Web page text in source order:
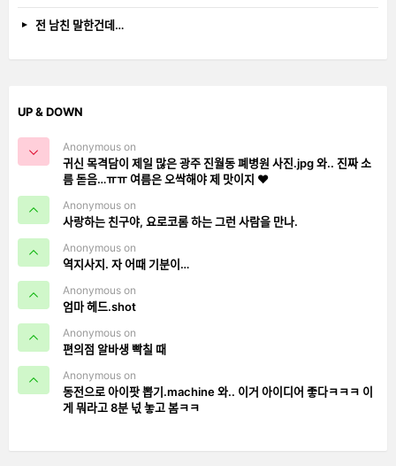
전 남친 말한건데…
UP & DOWN
Anonymous on
귀신 목격담이 제일 많은 광주 진월동 폐병원 사진.jpg 와.. 진짜 소
름 돋음…ㅠㅠ 여름은 오싹해야 제 맛이지 ❤️
Anonymous on
사랑하는 친구야, 요로코롬 하는 그런 사람을 만나.
Anonymous on
역지사지. 자 어때 기분이…
Anonymous on
엄마 헤드.shot
Anonymous on
편의점 알바생 빡칠 때
Anonymous on
동전으로 아이팟 뽑기.machine 와.. 이거 아이디어 좋다ㅋㅋㅋ 이
게 뭐라고 8분 넋 놓고 봄ㅋㅋ